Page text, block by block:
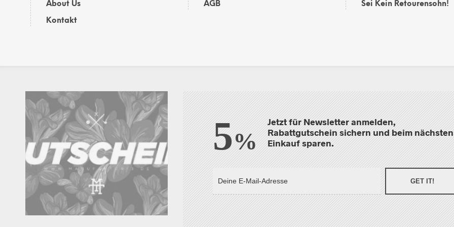
About Us
Kontakt
AGB Sei Kein Retourensohn!
5%
Jetzt für Newsletter anmelden,
Rabattgutschein sichern und beim nächsten
Einkauf sparen.
GET IT!